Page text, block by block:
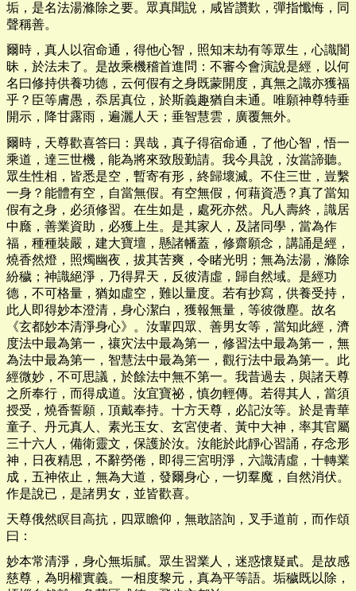
垢，是名法湯滌除之要。眾真聞說，咸皆讚歎，彈指懺悔，同
聲稱善。
爾時，真人以宿命通，得他心智，照知末劫有等眾生，心識闇
昧，於法未了。是故乘機稽首進問：不審今會演說是經，以何
名曰修持供養功德，云何假有之身既蒙開度，真無之識亦獲福
乎？臣等膚愚，忝居真位，於斯義趣猶自未通。唯願神尊特垂
開示，降甘露雨，遍灑人天；垂智慧雲，廣覆無外。
爾時，天尊歡喜答曰：異哉，真子得宿命通，了他心智，悟一
乘道，達三世機，能為將來致殷勤請。我今具說，汝當諦聽。
眾生性相，皆悉是空，暫寄有形，終歸壞滅。不住三世，豈繫
一身？能體有空，自當無假。有空無假，何藉資憑？真了當知
假有之身，必須修習。在生如是，處死亦然。凡人壽終，識居
中廕，善業資助，必獲上生。是其家人，及諸同學，當為作
福，種種裝嚴，建大寶壇，懸諸幡蓋，修齋願念，講誦是經，
燒香然燈，照燭幽夜，拔其苦爽，令睹光明；無為法湯，滌除
紛穢；神識絕淨，乃得昇天，反彼清虛，歸自然域。是經功
德，不可格量，猶如虛空，難以量度。若有抄寫，供養受持，
此人即得妙本澄清，身心潔白，獲報無量，等彼微塵。故名
《玄都妙本清淨身心》。汝輩四眾、善男女等，當知此經，濟
度法中最為第一，禳灾法中最為第一，修習法中最為第一，無
為法中最為第一，智慧法中最為第一，觀行法中最為第一。此
經微妙，不可思議，於餘法中無不第一。我昔過去，與諸天尊
之所奉行，而得成道。汝宜寶祕，慎勿輕傳。若得其人，當須
授受，燒香誓願，頂戴奉持。十方天尊，必記汝等。於是青華
童子、丹元真人、素光玉女、玄宮使者、黃中大神，率其官屬
三十六人，備衛靈文，保護於汝。汝能於此靜心習誦，存念形
神，日夜精思，不辭勞倦，即得三宮明淨，六識清虛，十轉業
成，五神依止，無為大道，發爾身心，一切羣魔，自然消伏。
作是說已，是諸男女，並皆歡喜。
天尊俄然瞑目高抗，四眾瞻仰，無敢諮詢，叉手道前，而作頌
曰：
妙本常清淨，身心無垢膩。眾生習業人，迷惑懷疑貳。是故感
慈尊，為明權實義。一相度黎元，真為平等語。垢穢既以除，